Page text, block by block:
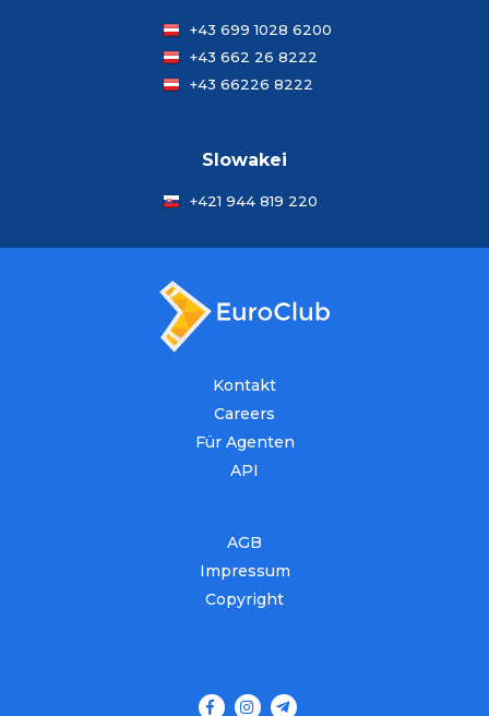
+43 699 1028 6200
+43 662 26 8222
+43 66226 8222
Slowakei
+421 944 819 220
Kontakt
Careers
Für Agenten
API
AGB
Impressum
Copyright